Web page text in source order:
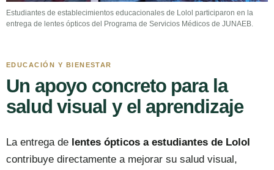
Estudiantes de establecimientos educacionales de Lolol participaron en la
entrega de lentes ópticos del Programa de Servicios Médicos de JUNAEB.
EDUCACIÓN Y BIENESTAR
Un apoyo concreto para la
salud visual y el aprendizaje
La entrega de lentes ópticos a estudiantes de Lolol
contribuye directamente a mejorar su salud visual,